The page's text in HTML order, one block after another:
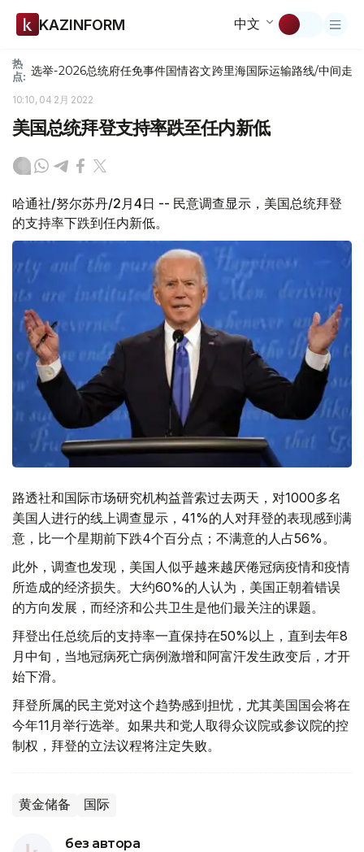
KAZINFORM 中文
热
点: 选举-2026总统府任免事件国情咨文跨里海国际运输路线/中间走廊
10:10, 04 2月 2022
美国总统拜登支持率跌至任内新低
哈通社/努尔苏丹/2月4日 -- 民意调查显示，美国总统拜登
的支持率下跌到任内新低。
路透社和国际市场研究机构益普索过去两天，对1000多名
美国人进行的线上调查显示，41%的人对拜登的表现感到满
意，比一个星期前下跌4个百分点；不满意的人占56%。
此外，调查也发现，美国人似乎越来越厌倦冠病疫情和疫情
所造成的经济损失。大约60%的人认为，美国正朝着错误
的方向发展，而经济和公共卫生是他们最关注的课题。
拜登出任总统后的支持率一直保持在50%以上，直到去年8
月中旬，当地冠病死亡病例激增和阿富汗发生政变后，才开
始下滑。
拜登所属的民主党对这个趋势感到担忧，尤其美国国会将在
今年11月举行选举。如果共和党人取得众议院或参议院的控
制权，拜登的立法议程将注定失败。
黄金储备 国际
без автора